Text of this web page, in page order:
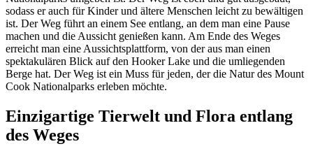
sodass er auch für Kinder und ältere Menschen leicht zu bewältigen
ist. Der Weg führt an einem See entlang, an dem man eine Pause
machen und die Aussicht genießen kann. Am Ende des Weges
erreicht man eine Aussichtsplattform, von der aus man einen
spektakulären Blick auf den Hooker Lake und die umliegenden
Berge hat. Der Weg ist ein Muss für jeden, der die Natur des Mount
Cook Nationalparks erleben möchte.
Einzigartige Tierwelt und Flora entlang
des Weges